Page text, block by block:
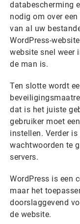
databescherming
nodig om over
van al uw
WordPress-
website snel weer
de man is.
Ten slotte wordt
dat is het juiste
gebruiker moet
instellen. Verder
wachtwoorden te
servers.
WordPress is een
maar het
doorslaggevend
de website.